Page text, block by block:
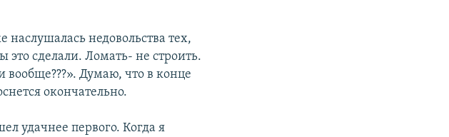
наслушалась недовольства тех,
это сделали. Ломать- не строить.
вообще???». Думаю, что в конце
окончательно.
удачнее первого. Когда я